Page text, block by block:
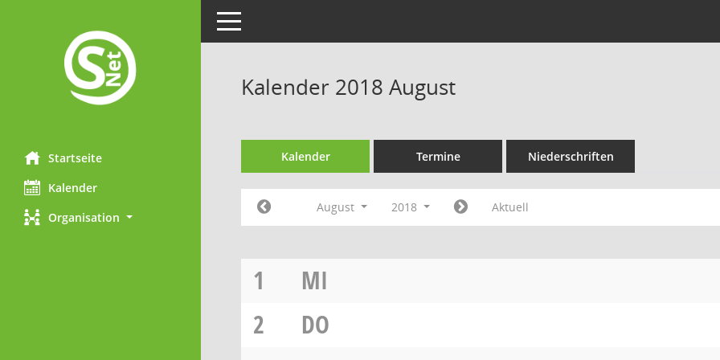
Startseite
Kalender
Organisation
Toggle navigation
Kalender 2018 August
Kalender Termine Niederschriften
August 2018 Aktuell
1
MI
2
DO